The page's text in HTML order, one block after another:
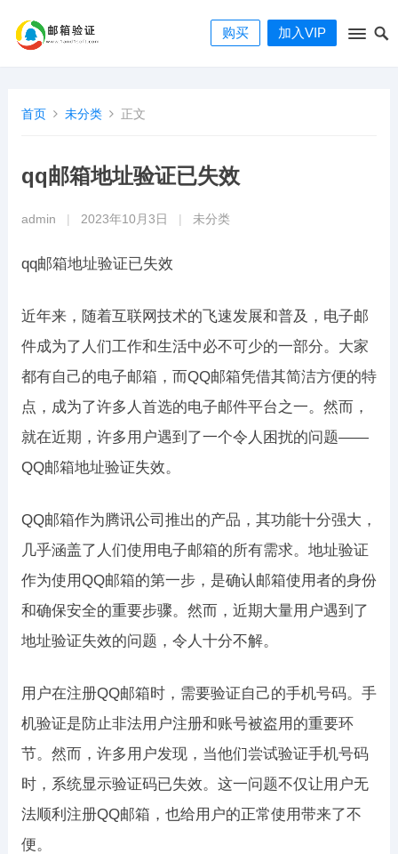
购买 加入VIP
首页 未分类 正文
qq邮箱地址验证已失效
admin 2023年10月3日 未分类
qq邮箱地址验证已失效
近年来，随着互联网技术的飞速发展和普及，电子邮
件成为了人们工作和生活中必不可少的一部分。大家
都有自己的电子邮箱，而QQ邮箱凭借其简洁方便的特
点，成为了许多人首选的电子邮件平台之一。然而，
就在近期，许多用户遇到了一个令人困扰的问题——
QQ邮箱地址验证失效。
QQ邮箱作为腾讯公司推出的产品，其功能十分强大，
几乎涵盖了人们使用电子邮箱的所有需求。地址验证
作为使用QQ邮箱的第一步，是确认邮箱使用者的身份
和确保安全的重要步骤。然而，近期大量用户遇到了
地址验证失效的问题，令人十分不解。
用户在注册QQ邮箱时，需要验证自己的手机号码。手
机验证是防止非法用户注册和账号被盗用的重要环
节。然而，许多用户发现，当他们尝试验证手机号码
时，系统显示验证码已失效。这一问题不仅让用户无
法顺利注册QQ邮箱，也给用户的正常使用带来了不
便。